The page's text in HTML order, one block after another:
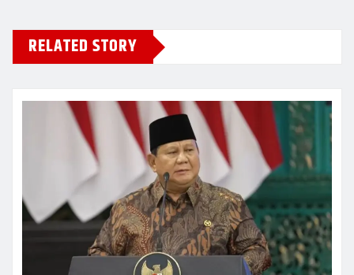
RELATED STORY